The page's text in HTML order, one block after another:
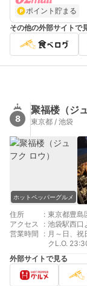
ポイント貯まる
その他の外部サイトで
8
聚福楼（ジ
東京都 / 池袋
ホットペッパーグルメ
住所 : 東京都豊島
アクセス
: 池袋駅西
営業時間
: 月～日、
クL.O.
外部サイトで見る